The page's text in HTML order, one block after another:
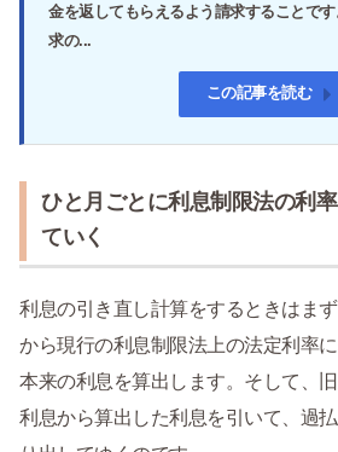
金を返してもらえるよう請求することで
求の...
この記事を読む
ひと月ごとに利息制限法の利
ていく
利息の引き直し計算をするときはま
から現行の利息制限法上の法定利率
本来の利息を算出します。そして、
利息から算出した利息を引いて、過